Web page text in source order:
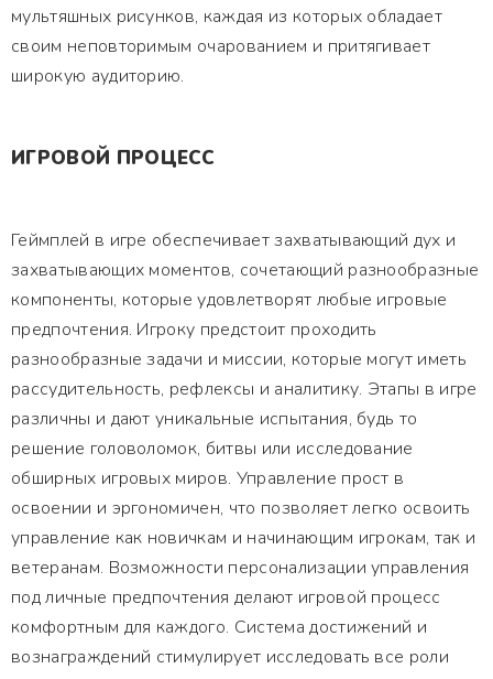
мультяшных рисунков, каждая из которых обладает
своим неповторимым очарованием и притягивает
широкую аудиторию.
ИГРОВОЙ ПРОЦЕСС
Геймплей в игре обеспечивает захватывающий дух и
захватывающих моментов, сочетающий разнообразные
компоненты, которые удовлетворят любые игровые
предпочтения. Игроку предстоит проходить
разнообразные задачи и миссии, которые могут иметь
рассудительность, рефлексы и аналитику. Этапы в игре
различны и дают уникальные испытания, будь то
решение головоломок, битвы или исследование
обширных игровых миров. Управление прост в
освоении и эргономичен, что позволяет легко освоить
управление как новичкам и начинающим игрокам, так и
ветеранам. Возможности персонализации управления
под личные предпочтения делают игровой процесс
комфортным для каждого. Система достижений и
вознаграждений стимулирует исследовать все роли